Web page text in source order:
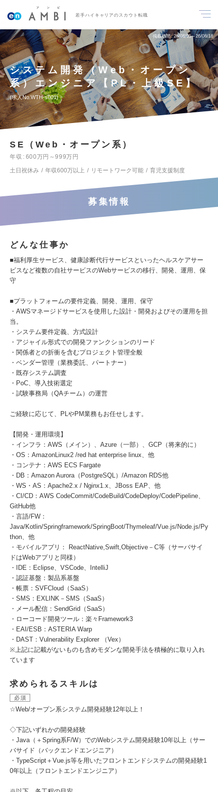
若手ハイキャリアのスカウト転職
掲載期間 26/08/05～26/08/18
システム開発（Web・オープン
系）エンジニア【PL・上級SE】
求人No.WTH-s001
SE（Web・オープン系）
年収
600万円～999万円
土日祝休み
年収600万以上 リモートワーク可能 育児支援制度
募集情報
どんな仕事か
■福利厚生サービス、健康診断代行サービスといったヘルスケアサー
ビスなど複数の自社サービスのWebサービスの移行、開発、運用、保
守
■プラットフォームの要件定義、開発、運用、保守
・AWSマネージドサービスを使用した設計・開発およびその運用を担
当。
・システム要件定義、方式設計
・アジャイル形式での開発ファンクションのリード
・関係者との折衝を含むプロジェクト管理全般
・ベンダー管理（業務委託、パートナー）
・既存システム調査
・PoC、導入技術選定
・試験事務局（QAチーム）の運営
ご経験に応じて、PLやPM業務もお任せします。
【開発・運用環境】
・インフラ：AWS（メイン）、Azure（一部）、GCP（将来的に）
・OS：AmazonLinux2 /red hat enterprise linux、他
・コンテナ：AWS ECS Fargate
・DB：Amazon Aurora（PostgreSQL）/Amazon RDS他
・WS・AS：Apache2.x / Nginx1.x、JBoss EAP、他
・CI/CD：AWS CodeCommit/CodeBuild/CodeDeploy/CodePipeline、
GitHub他
・言語/FW：
Java/Kotlin/Springframework/SpringBoot/Thymeleaf/Vue.js/Node.js/Py
thon、他
・モバイルアプリ： ReactNative,Swift,Objective－C等（サーバサイ
ドはWebアプリと同様）
・IDE：Eclipse、VSCode、IntelliJ
・認証基盤：製品系基盤
・帳票：SVFCloud（SaaS）
・SMS：EXLINK－SMS（SaaS）
・メール配信：SendGrid（SaaS）
・ローコード開発ツール：楽々Framework3
・EAI/ESB：ASTERIA Warp
・DAST：Vulnerability Explorer （Vex）
※上記に記載がないものも含めモダンな開発手法を積極的に取り入れ
ています
求められるスキルは
必須
☆Web/オープン系システム開発経験12年以上！
◇下記いずれかの開発経験
・Java（＋Spring系F/W）でのWebシステム開発経験10年以上（サー
バサイド（バックエンドエンジニア）
・TypeScript＋Vue.js等を用いたフロントエンドシステムの開発経験1
0年以上（フロントエンドエンジニア）